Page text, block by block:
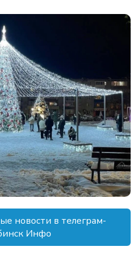
новости в телеграм-
Инфо